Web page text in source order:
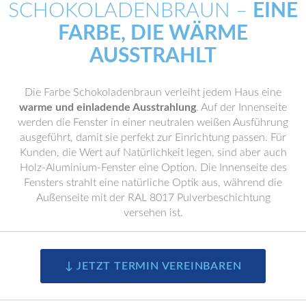
SCHOKOLADENBRAUN – EINE
FARBE, DIE WÄRME
AUSSTRAHLT
Die Farbe Schokoladenbraun verleiht jedem Haus eine
warme und einladende Ausstrahlung. Auf der Innenseite
werden die Fenster in einer neutralen weißen Ausführung
ausgeführt, damit sie perfekt zur Einrichtung passen. Für
Kunden, die Wert auf Natürlichkeit legen, sind aber auch
Holz-Aluminium-Fenster eine Option. Die Innenseite des
Fensters strahlt eine natürliche Optik aus, während die
Außenseite mit der RAL 8017 Pulverbeschichtung
versehen ist.
↓ JETZT TERMIN VEREINBAREN